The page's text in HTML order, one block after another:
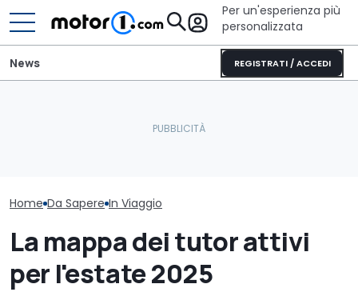
Per un'esperienza più
personalizzata
REGISTRATI / ACCEDI
News
Home Da Sapere In Viaggio
La mappa dei tutor attivi
per l'estate 2025